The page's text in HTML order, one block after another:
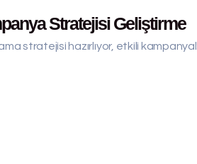
Stratejisi Geliştirme
stratejisi hazırlıyor, etkili